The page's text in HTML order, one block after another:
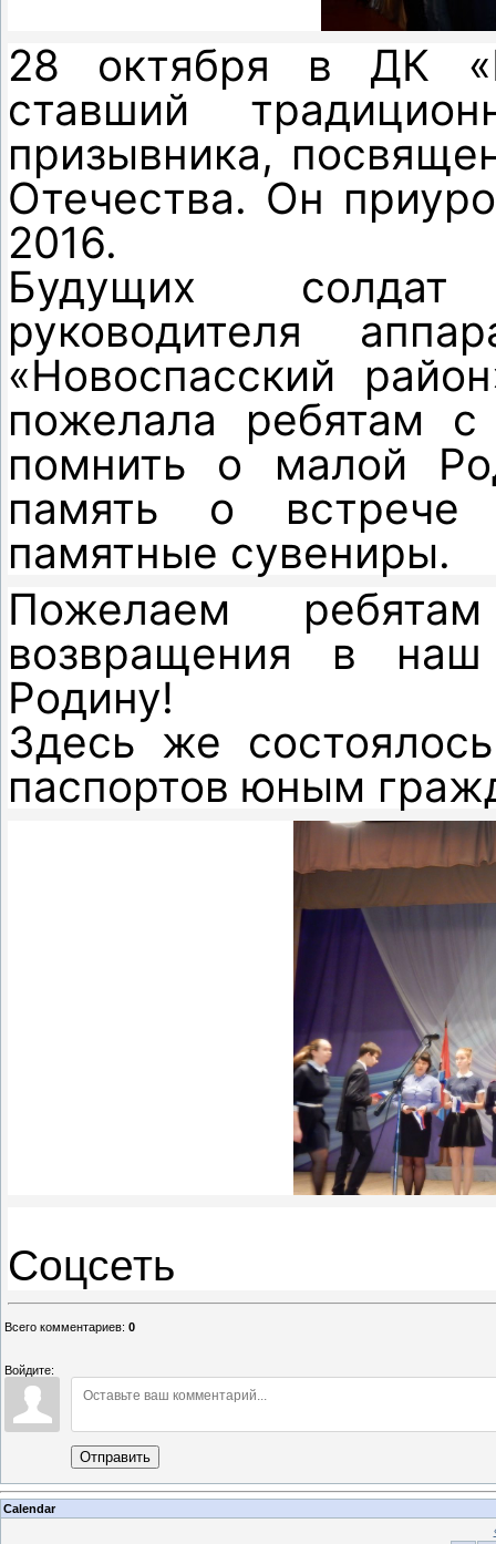
28 октября в ДК
ставший
призывника,
Отечества. Он
2016.
Будущих солдат
руководителя
«Новоспасский
пожелала ребятам
помнить о малой
память о
памятные сувениры.
Пожелаем
возвращения в
Родину!
Здесь же
паспортов юным
Соцсеть
Всего комментариев: 0
Войдите:
Отправить
Calendar